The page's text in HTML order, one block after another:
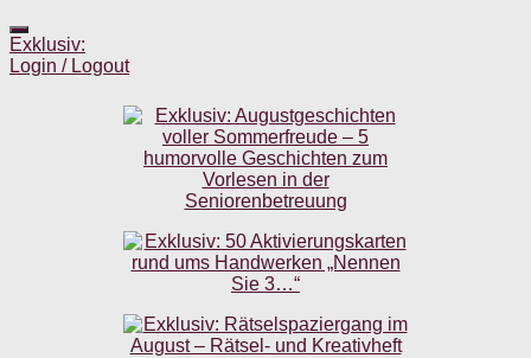
Exklusiv:
Login / Logout